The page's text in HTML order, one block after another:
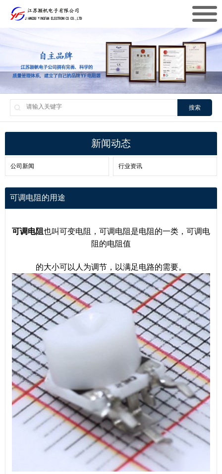
搜索
新闻动态
公司新闻 行业资讯
可调电阻的用途
可调电阻也叫可变电阻，可调电阻是电阻的一类，可调电
阻的电阻值
的大小可以人为调节，以满足电路的需要。